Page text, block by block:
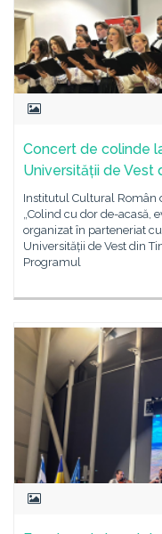
Concert de colinde
Universității de Vest
Institutul Cultural Român
„Colind cu dor de-acasă,
organizat în parteneriat
Universității de Vest din
Programul